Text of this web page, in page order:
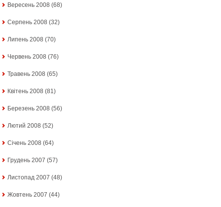
Вересень 2008 (68)
Серпень 2008 (32)
Липень 2008 (70)
Червень 2008 (76)
Травень 2008 (65)
Квітень 2008 (81)
Березень 2008 (56)
Лютий 2008 (52)
Січень 2008 (64)
Грудень 2007 (57)
Листопад 2007 (48)
Жовтень 2007 (44)